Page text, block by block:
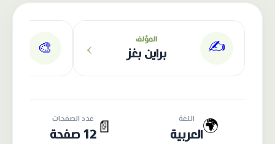
✍️ المؤلف
براين بغز ›
🎨
🌍 اللغة
العربية 📄
عدد الصفحات
12 صفحة